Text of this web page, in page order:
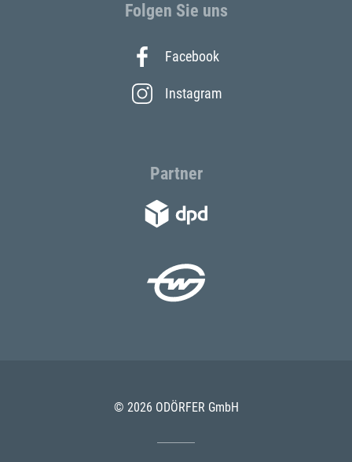
Folgen Sie uns
Facebook
Instagram
Partner
© 2026 ODÖRFER GmbH